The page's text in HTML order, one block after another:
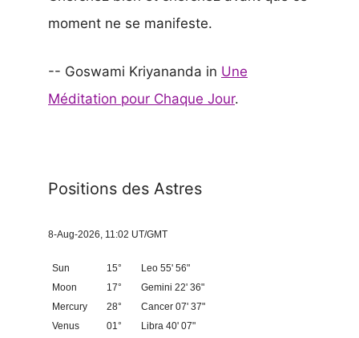
moment ne se manifeste.
-- Goswami Kriyananda in Une
Méditation pour Chaque Jour.
Positions des Astres
8-Aug-2026, 11:02 UT/GMT
Sun 15°
Leo 55' 56"
Moon
17°
Gemini 22' 36"
Mercury
28°
Cancer 07' 37"
Venus
01°
Libra 40' 07"